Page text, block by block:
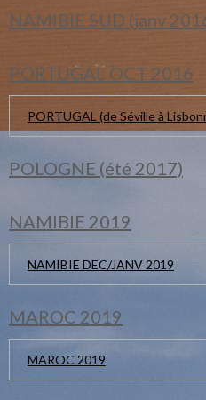
NAMIBIE SUD (janv
PORTUGAL OCT 2016
PORTUGAL (de Séville à
POLOGNE (été 2017)
NAMIBIE 2019
NAMIBIE DEC/JANV 2019
MAROC 2019
MAROC 2019